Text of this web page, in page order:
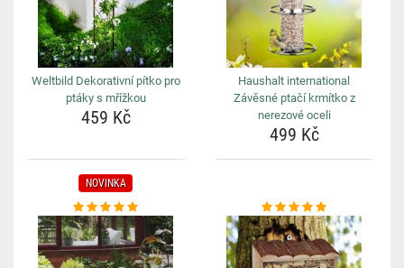
Weltbild Dekorativní pítko pro
ptáky s mřížkou
459 Kč
Haushalt international
Závěsné ptačí krmítko z
nerezové oceli
499 Kč
NOVINKA